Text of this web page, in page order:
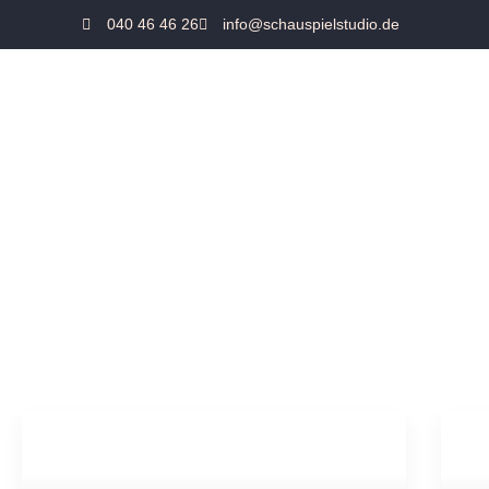
040 46 46 26 info@schauspielstudio.de